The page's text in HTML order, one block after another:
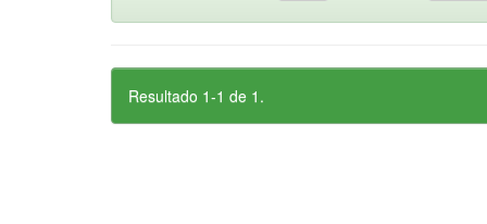
Resultado 1-1 de 1.